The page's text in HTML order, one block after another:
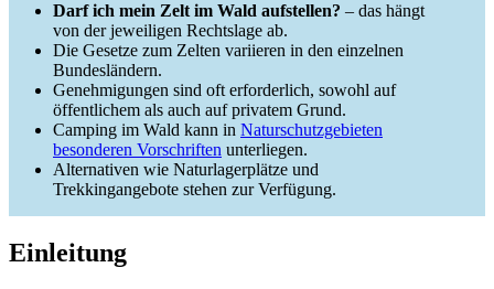
Darf ich mein Zelt im Wald aufstellen? – das hängt
von der jeweiligen Rechtslage ab.
Die Gesetze zum Zelten variieren in den einzelnen
Bundesländern.
Genehmigungen sind oft erforderlich, sowohl auf
öffentlichem als auch auf privatem Grund.
Camping im Wald kann in Naturschutzgebieten
besonderen Vorschriften unterliegen.
Alternativen wie Naturlagerplätze und
Trekkingangebote stehen zur Verfügung.
Einleitung